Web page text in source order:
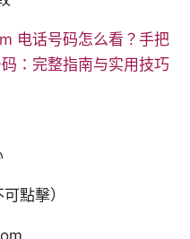
电话号码怎么看？手把
：完整指南与实用技巧
點擊）